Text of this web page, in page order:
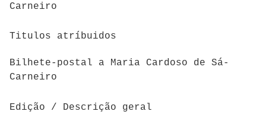
Carneiro
Titulos atríbuidos
Bilhete-postal a Maria Cardoso de Sá-
Carneiro
Edição / Descrição geral